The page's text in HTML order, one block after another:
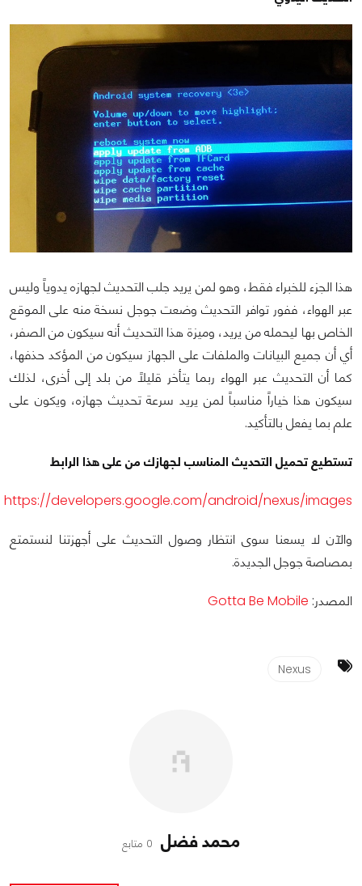
هذا الجزء للخبراء فقط، وهو لمن يريد جلب التحديث لجهازه يدوياً وليس
عبر الهواء، ففور توافر التحديث وضعت جوجل نسخة منه على الموقع
الخاص بها ليحمله من يريد، وميزة هذا التحديث أنه سيكون من الصفر،
أي أن جميع البيانات والملفات على الجهاز سيكون من المؤكد حذفها،
كما أن التحديث عبر الهواء ربما يتأخر قليلاً من بلد إلى أخرى، لذلك
سيكون هذا خياراً مناسباً لمن يريد سرعة تحديث جهازه، ويكون على
علم بما يفعل بالتأكيد.
تستطيع تحميل التحديث المناسب لجهازك من على هذا الرابط
https://developers.google.com/android/nexus/images
والآن لا يسعنا سوى انتظار وصول التحديث على أجهزتنا لنستمتع
بمصاصة جوجل الجديدة.
المصدر: Gotta Be Mobile
Nexus
محمد فضل 0 متابع